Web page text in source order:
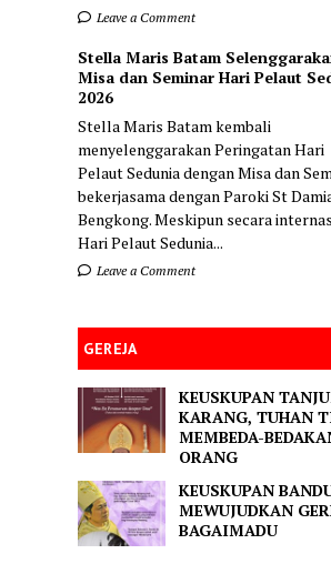
Leave a Comment
Stella Maris Batam
Misa dan Seminar Hari Pelaut
2026
Stella Maris Batam kembali
menyelenggarakan Peringatan Hari
Pelaut Sedunia dengan Misa dan
bekerjasama dengan Paroki St
Bengkong. Meskipun secara
Hari Pelaut Sedunia...
Leave a Comment
GEREJA
KEUSKUPAN
KARANG, TUHAN
MEMBEDA-
ORANG
KEUSKUPAN
MEWUJUDKAN
BAGAIMADU